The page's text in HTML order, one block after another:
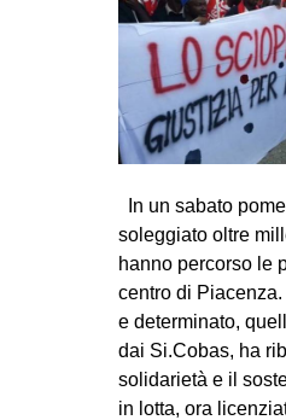
In un sabato
soleggiato oltre
hanno percorso le
centro di
e determinato,
dai Si.Cobas, ha
solidarietà e il
in lotta, ora